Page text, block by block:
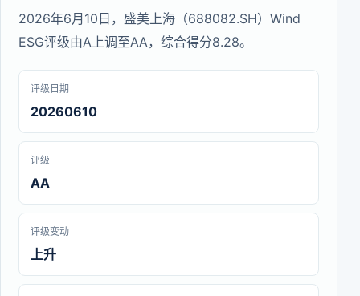
2026年6月10日，盛美上海（688082.SH）Wind
ESG评级由A上调至AA，综合得分8.28。
评级日期
20260610
评级
AA
评级变动
上升